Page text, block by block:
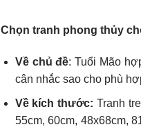
Chọn tranh phong thủy
Về chủ đề: Tuổi Mão
cân nhắc sao cho phù
Về kích thước: Tranh
55cm, 60cm, 48x68cm,